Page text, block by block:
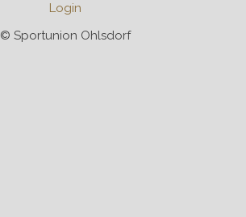
Login
© Sportunion Ohlsdorf